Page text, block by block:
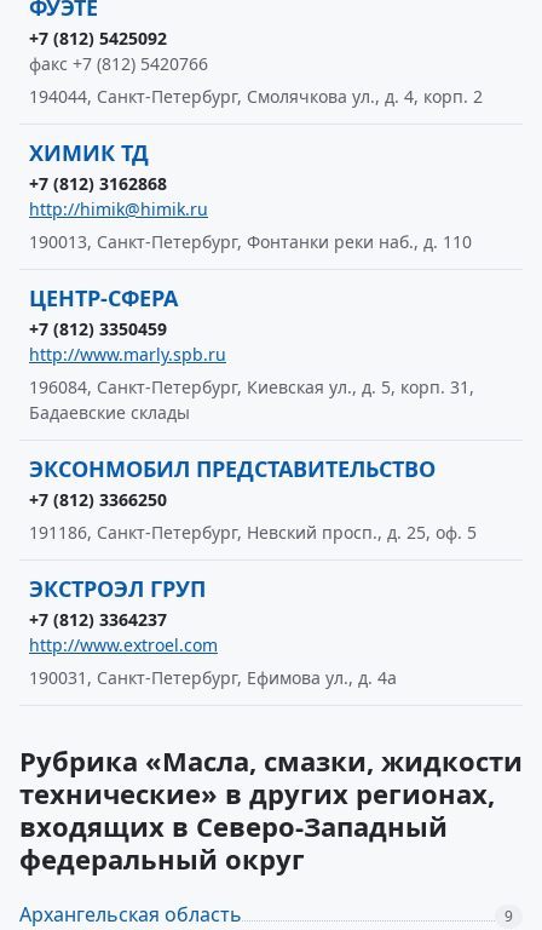
ФУЭТЕ
+7 (812) 5425092
факс +7 (812) 5420766
194044, Санкт-Петербург, Смолячкова ул., д. 4, корп. 2
ХИМИК ТД
+7 (812) 3162868
http://himik@himik.ru
190013, Санкт-Петербург, Фонтанки реки наб., д. 110
ЦЕНТР-СФЕРА
+7 (812) 3350459
http://www.marly.spb.ru
196084, Санкт-Петербург, Киевская ул., д. 5, корп. 31,
Бадаевские склады
ЭКСОНМОБИЛ ПРЕДСТАВИТЕЛЬСТВО
+7 (812) 3366250
191186, Санкт-Петербург, Невский просп., д. 25, оф. 5
ЭКСТРОЭЛ ГРУП
+7 (812) 3364237
http://www.extroel.com
190031, Санкт-Петербург, Ефимова ул., д. 4а
Рубрика «Масла, смазки, жидкости
технические» в других регионах,
входящих в Северо-Западный
федеральный округ
Архангельская область 9